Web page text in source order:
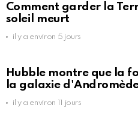
Comment garder la
soleil meurt
il y a environ 5 jours
Hubble montre que la
la galaxie
il y a environ 11 jours